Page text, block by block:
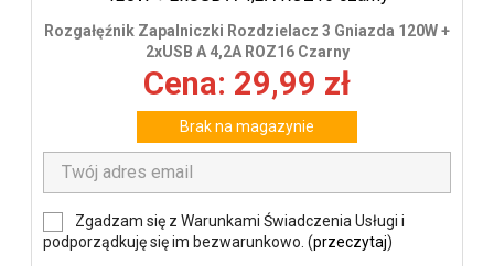
Rozgałęźnik Zapalniczki Rozdzielacz 3 Gniazda 120W +
2xUSB A 4,2A ROZ16 Czarny
Cena: 29,99 zł
Brak na magazynie
Zgadzam się z Warunkami Świadczenia Usługi i
podporządkuję się im bezwarunkowo. (przeczytaj)